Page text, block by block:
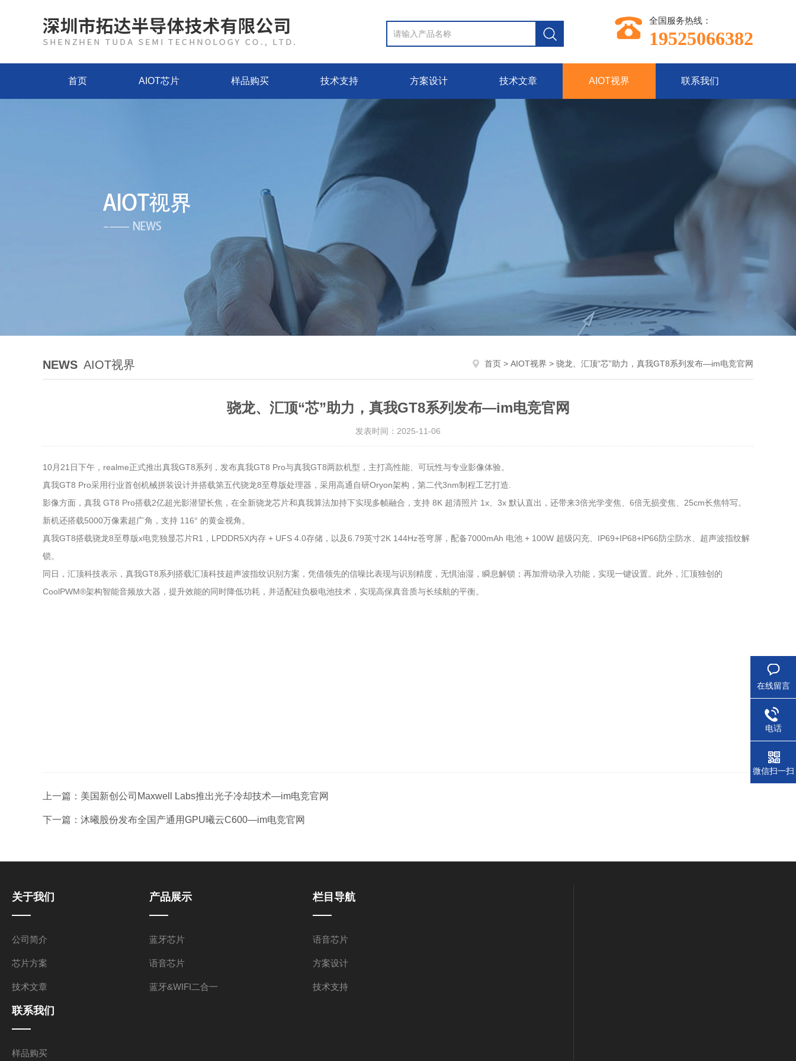
全国服务热线：
19525066382
首页 AIOT芯片 样品购买 技术支持 方案设计 技术文章 AIOT视界 联系我们
NEWS AIOT视界 首页 > AIOT视界 > 骁龙、汇顶“芯”助力，真我GT8系列发布—im电竞官网
骁龙、汇顶“芯”助力，真我GT8系列发布—im电竞官网
发表时间：2025-11-06
10月21日下午，realme正式推出真我GT8系列，发布真我GT8 Pro与真我GT8两款机型，主打高性能、可玩性与专业影像体验。
真我GT8 Pro采用行业首创机械拼装设计并搭载第五代骁龙8至尊版处理器，采用高通自研Oryon架构，第二代3nm制程工艺打造.
影像方面，真我 GT8 Pro搭载2亿超光影潜望长焦，在全新骁龙芯片和真我算法加持下实现多帧融合，支持 8K 超清照片 1x、3x 默认直出，还带来3倍光学变焦、6倍无损变焦、25cm长焦特写。
新机还搭载5000万像素超广角，支持 116° 的黄金视角。
真我GT8搭载骁龙8至尊版x电竞独显芯片R1，LPDDR5X内存 + UFS 4.0存储，以及6.79英寸2K 144Hz苍穹屏，配备7000mAh 电池 + 100W 超级闪充、IP69+IP68+IP66防尘防水、超声波指纹解
锁。
同日，汇顶科技表示，真我GT8系列搭载汇顶科技超声波指纹识别方案，凭借领先的信噪比表现与识别精度，无惧油湿，瞬息解锁；再加滑动录入功能，实现一键设置。此外，汇顶独创的
CoolPWM®架构智能音频放大器，提升效能的同时降低功耗，并适配硅负极电池技术，实现高保真音质与长续航的平衡。
上一篇： 美国新创公司Maxwell Labs推出光子冷却技术—im电竞官网
下一篇： 沐曦股份发布全国产通用GPU曦云C600—im电竞官网
关于我们
公司简介
芯片方案
技术文章
产品展示
蓝牙芯片
语音芯片
蓝牙&WIFI二合一
栏目导航
语音芯片
方案设计
技术支持
联系我们
样品购买
在线留言
电话
微信扫一扫